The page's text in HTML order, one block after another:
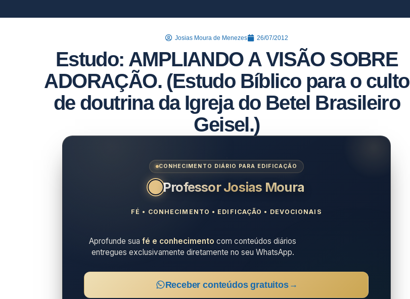
Josias Moura de Menezes 26/07/2012
Estudo: AMPLIANDO A VISÃO SOBRE
ADORAÇÃO. (Estudo Bíblico para o culto
de doutrina da Igreja do Betel Brasileiro
Geisel.)
CONHECIMENTO DIÁRIO PARA EDIFICAÇÃO
Professor Josias Moura
FÉ • CONHECIMENTO • EDIFICAÇÃO • DEVOCIONAIS
Aprofunde suafé e conhecimento com conteúdos diários
entregues exclusivamente diretamente no seu WhatsApp.
Receber conteúdos gratuitos →